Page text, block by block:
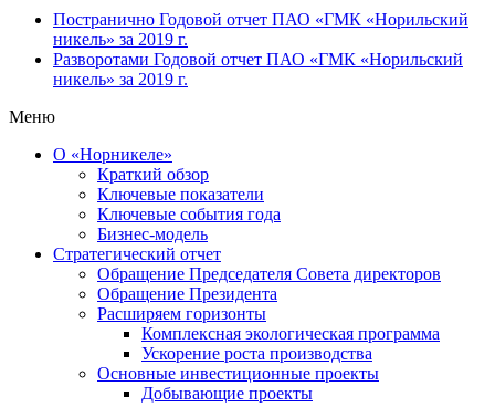
Постранично Годовой отчет ПАО «ГМК «Норильский
никель» за 2019 г.
Разворотами Годовой отчет ПАО «ГМК «Норильский
никель» за 2019 г.
Меню
О «Норникеле»
Краткий обзор
Ключевые показатели
Ключевые события года
Бизнес-модель
Стратегический отчет
Обращение Председателя Совета директоров
Обращение Президента
Расширяем горизонты
Комплексная экологическая программа
Ускорение роста производства
Основные инвестиционные проекты
Добывающие проекты